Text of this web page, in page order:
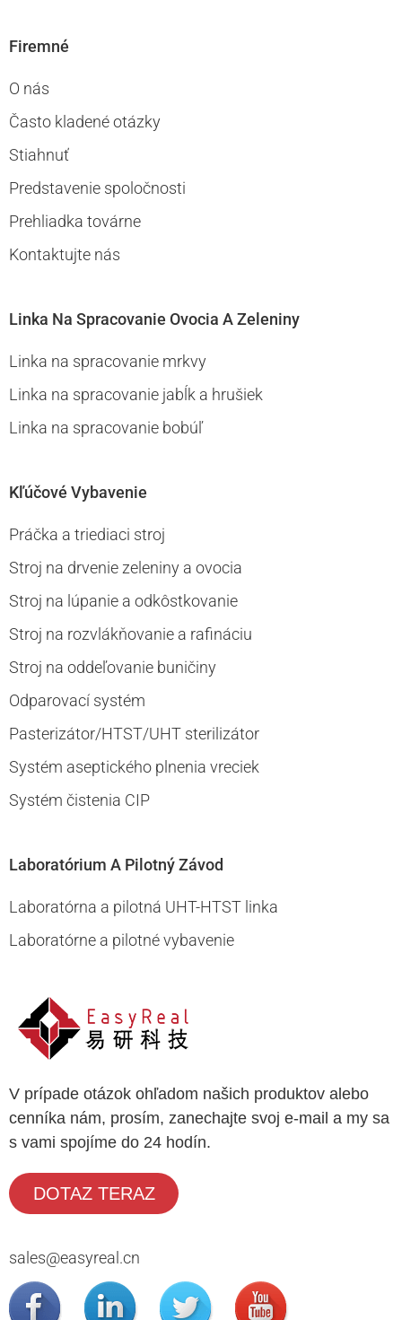
Firemné
O nás
Často kladené otázky
Stiahnuť
Predstavenie spoločnosti
Prehliadka továrne
Kontaktujte nás
Linka Na Spracovanie Ovocia A Zeleniny
Linka na spracovanie mrkvy
Linka na spracovanie jabĺk a hrušiek
Linka na spracovanie bobúľ
Kľúčové Vybavenie
Práčka a triediaci stroj
Stroj na drvenie zeleniny a ovocia
Stroj na lúpanie a odkôstkovanie
Stroj na rozvlákňovanie a rafináciu
Stroj na oddeľovanie buničiny
Odparovací systém
Pasterizátor/HTST/UHT sterilizátor
Systém aseptického plnenia vreciek
Systém čistenia CIP
Laboratórium A Pilotný Závod
Laboratórna a pilotná UHT-HTST linka
Laboratórne a pilotné vybavenie
V prípade otázok ohľadom našich produktov alebo
cenníka nám, prosím, zanechajte svoj e-mail a my sa
s vami spojíme do 24 hodín.
DOTAZ TERAZ
sales@easyreal.cn